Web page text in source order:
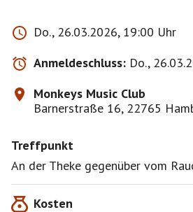
Do., 26.03.2026, 19:00 Uhr
Anmeldeschluss: Do.,
Monkeys Music Club
Barnerstraße 16, 22765
Treffpunkt
An der Theke gegenüber vom
Kosten